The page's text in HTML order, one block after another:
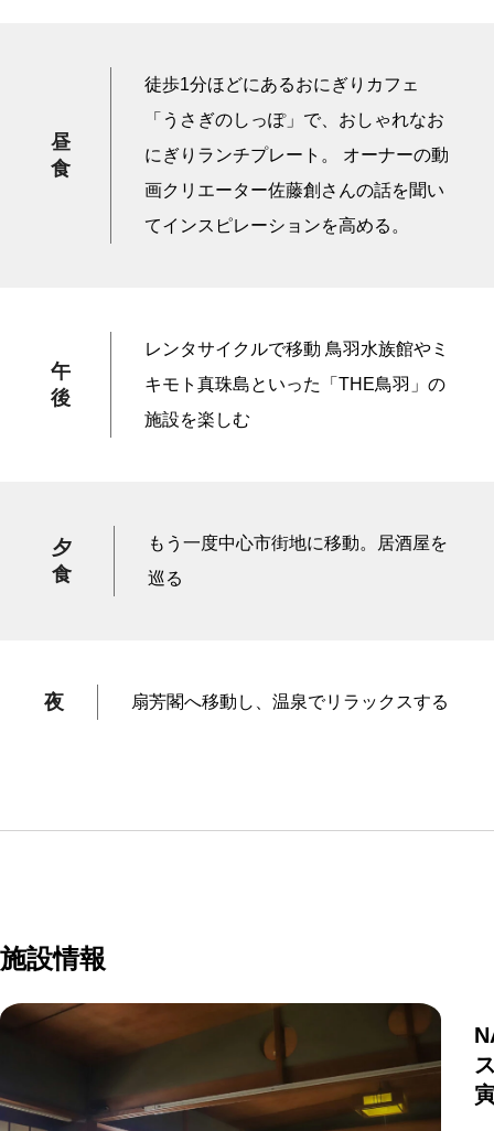
昼
食
徒歩1分ほどにあるおにぎりカフェ
「うさぎのしっぽ」で、おしゃれなお
にぎりランチプレート。 オーナーの動
画クリエーター佐藤創さんの話を聞い
てインスピレーションを高める。
午
後
レンタサイクルで移動 鳥羽水族館やミ
キモト真珠島といった「THE鳥羽」の
施設を楽しむ
夕
食
もう一度中心市街地に移動。居酒屋を
巡る
夜 扇芳閣へ移動し、温泉でリラックスする
施設情報